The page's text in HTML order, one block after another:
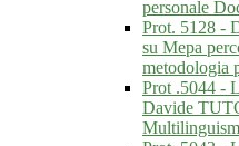
personale
Prot. 5128 -
su Mepa
metodologia
Prot .5044 -
Davide